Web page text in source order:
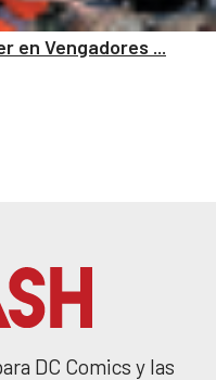
en Vengadores ...
DC Comics y las